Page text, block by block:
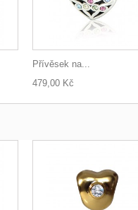
Přívěsek na...
479,00 Kč